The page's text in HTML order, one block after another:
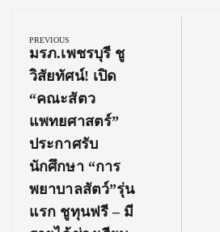
navigation
PREVIOUS
Previous
Post:
มรภ.เพชรบุรี ชู
วิสัยทัศน์! เปิด
“คณะสัตว
แพทยศาสตร์”
ประกาศรับ
นักศึกษา “การ
พยาบาลสัตว์”รุ่น
แรก ชูทุนฟรี – มี